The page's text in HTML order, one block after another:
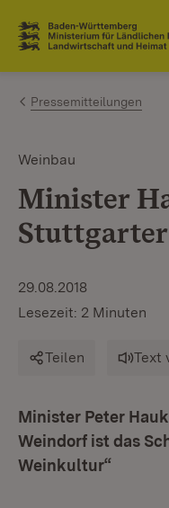
Zum Inhalt
Link zur Startseite
Pressemitteilungen
Weinbau
Minister
29.08.2018
Lesezeit: 2 Minuten
Teilen Text
Minister Peter
Weindorf ist das
Weinkultur“